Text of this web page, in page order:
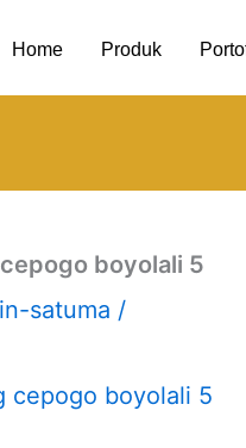
Home Produk
boyolali 5
satuma /